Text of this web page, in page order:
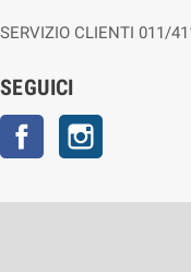
SERVIZIO CLIENTI 011/
SEGUICI
Facebook